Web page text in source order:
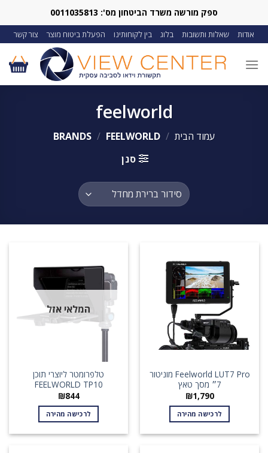
content
ספק מורשה משרד הביטחון מס': 0011035813
אודות שאלות ותשובות בלוג בין לקוחותינו הפעלת ביטוח מוצר צור קשר
feelworld
עמוד הבית /
/ FEELWORLD
סנן
Feelworld LUT7 Pro מוניטור
7״ מסך טאץ
₪1,790
לרכישה מהירה
המלאי אזל
טלפרומטר ליוצרי תוכן
FEELWORLD TP10
₪844
לרכישה מהירה